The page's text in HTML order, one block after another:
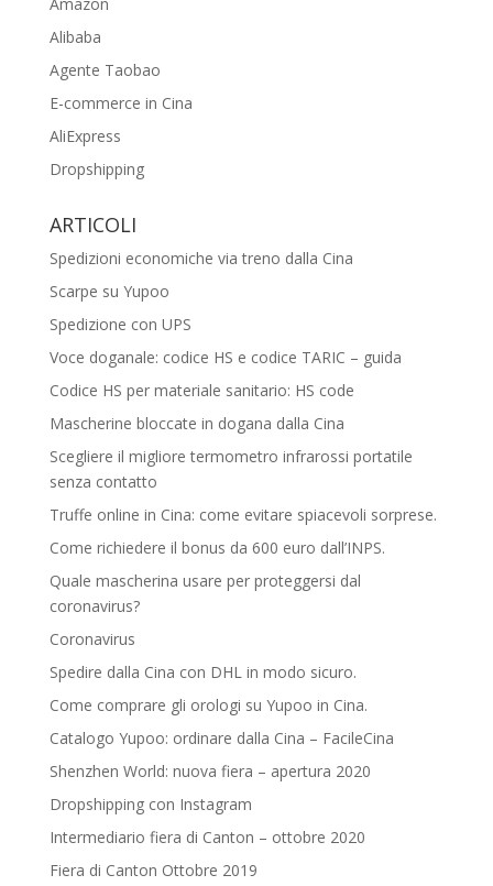
Alibaba
Agente Taobao
E-commerce in Cina
AliExpress
Dropshipping
ARTICOLI
Spedizioni economiche via treno dalla Cina
Scarpe su Yupoo
Spedizione con UPS
Voce doganale: codice HS e codice TARIC – guida
Codice HS per materiale sanitario: HS code
Mascherine bloccate in dogana dalla Cina
Scegliere il migliore termometro infrarossi portatile
senza contatto
Truffe online in Cina: come evitare spiacevoli sorprese.
Come richiedere il bonus da 600 euro dall’INPS.
Quale mascherina usare per proteggersi dal
coronavirus?
Coronavirus
Spedire dalla Cina con DHL in modo sicuro.
Come comprare gli orologi su Yupoo in Cina.
Catalogo Yupoo: ordinare dalla Cina – FacileCina
Shenzhen World: nuova fiera – apertura 2020
Dropshipping con Instagram
Intermediario fiera di Canton – ottobre 2020
Fiera di Canton Ottobre 2019